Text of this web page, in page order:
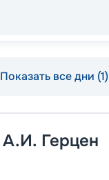
Показать все дни (1)
А.И. Герцен